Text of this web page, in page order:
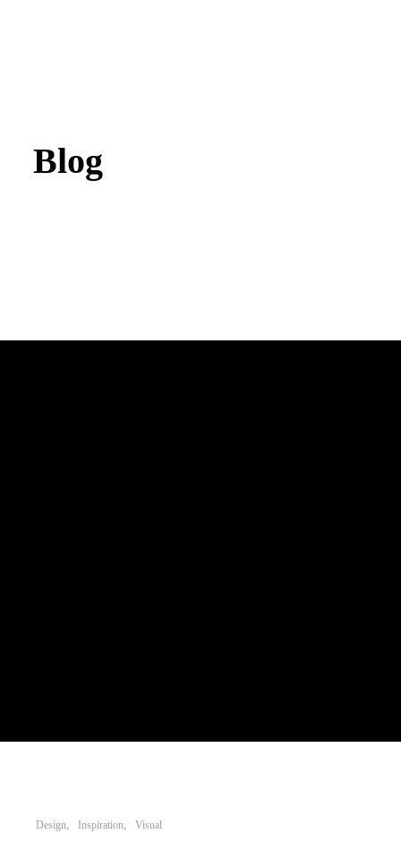
Blog
Design Inspiration Visual